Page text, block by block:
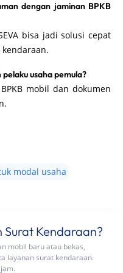
dengan jaminan BPKB
bisa jadi solusi cepat
usaha pemula?
mobil dan dokumen
modal usaha
Surat Kendaraan?
mobil baru atau bekas,
layanan surat kendaraan.